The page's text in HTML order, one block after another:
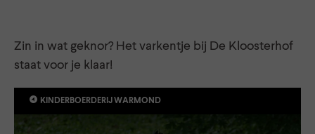
Zin in wat geknor? Het varkentje bij De Kloosterhof
staat voor je klaar!
KINDERBOERDERIJ WARMOND